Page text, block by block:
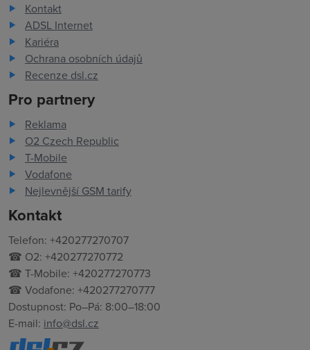
Kontakt
ADSL Internet
Kariéra
Ochrana osobních údajů
Recenze dsl.cz
Pro partnery
Reklama
O2 Czech Republic
T-Mobile
Vodafone
Nejlevnější GSM tarify
Kontakt
Telefon: +420277270707
☎ O2: +420277270772
☎ T-Mobile: +420277270773
☎ Vodafone: +420277270777
Dostupnost: Po–Pá: 8:00–18:00
E-mail: info@dsl.cz